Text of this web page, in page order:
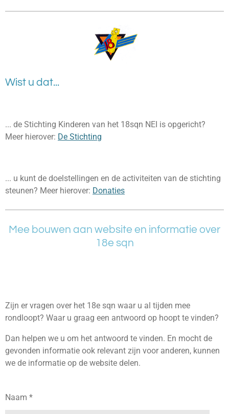
Wist u dat...
... de Stichting Kinderen van het 18sqn NEI is opgericht?
Meer hierover: De Stichting
... u kunt de doelstellingen en de activiteiten van de stichting
steunen? Meer hierover: Donaties
Mee bouwen aan website en informatie over
18e sqn
Zijn er vragen over het 18e sqn waar u al tijden mee
rondloopt? Waar u graag een antwoord op hoopt te vinden?
Dan helpen we u om het antwoord te vinden. En mocht de
gevonden informatie ook relevant zijn voor anderen, kunnen
we de informatie op de website delen.
Naam *